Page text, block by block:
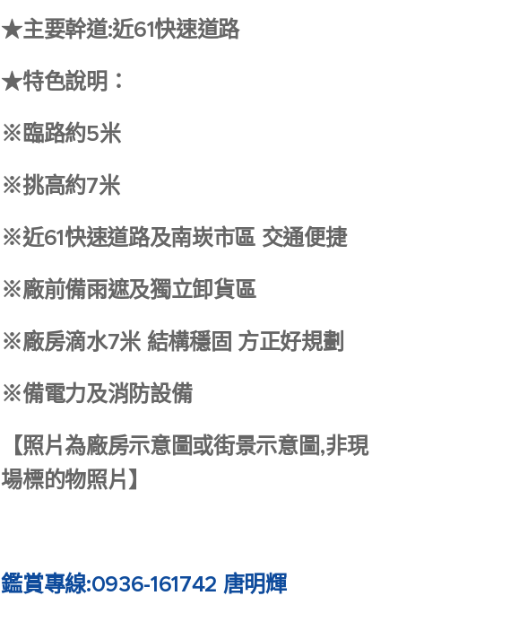
★主要幹道:近61快速道路
★特色說明：
※臨路約5米
※挑高約7米
※近61快速道路及南崁市區 交通便捷
※廠前備雨遮及獨立卸貨區
※廠房滴水7米 結構穩固 方正好規劃
※備電力及消防設備
【照片為廠房示意圖或街景示意圖,非現
場標的物照片】
鑑賞專線:0936-161742 唐明輝